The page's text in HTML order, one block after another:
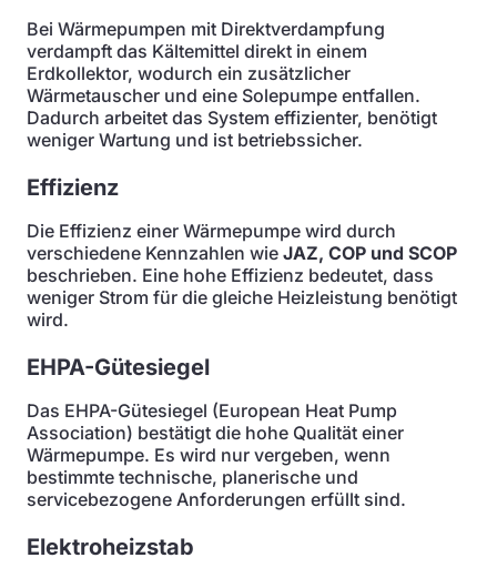
Bei Wärmepumpen mit Direktverdampfung
verdampft das Kältemittel direkt in einem
Erdkollektor, wodurch ein zusätzlicher
Wärmetauscher und eine Solepumpe entfallen.
Dadurch arbeitet das System effizienter, benötigt
weniger Wartung und ist betriebssicher.
Effizienz
Die Effizienz einer Wärmepumpe wird durch
verschiedene Kennzahlen wie JAZ, COP und SCOP
beschrieben. Eine hohe Effizienz bedeutet, dass
weniger Strom für die gleiche Heizleistung benötigt
wird.
EHPA-Gütesiegel
Das EHPA-Gütesiegel (European Heat Pump
Association) bestätigt die hohe Qualität einer
Wärmepumpe. Es wird nur vergeben, wenn
bestimmte technische, planerische und
servicebezogene Anforderungen erfüllt sind.
Elektroheizstab